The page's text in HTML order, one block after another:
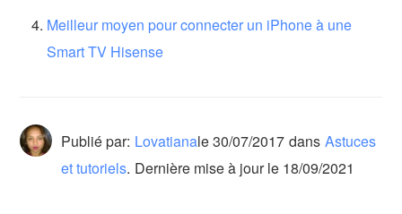
Meilleur moyen pour connecter un iPhone à une
Smart TV Hisense
Publié par: Lovatianale30/07/2017 dans Astuces
et tutoriels. Dernière mise à jour le 18/09/2021